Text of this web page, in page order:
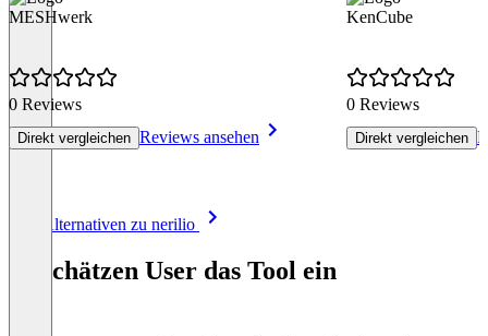
MESHwerk
0 Reviews
Direkt vergleichen Reviews ansehen
KenCube
0 Reviews
Direkt vergleichen
Alle Alternativen zu nerilio
So schätzen User das Tool ein